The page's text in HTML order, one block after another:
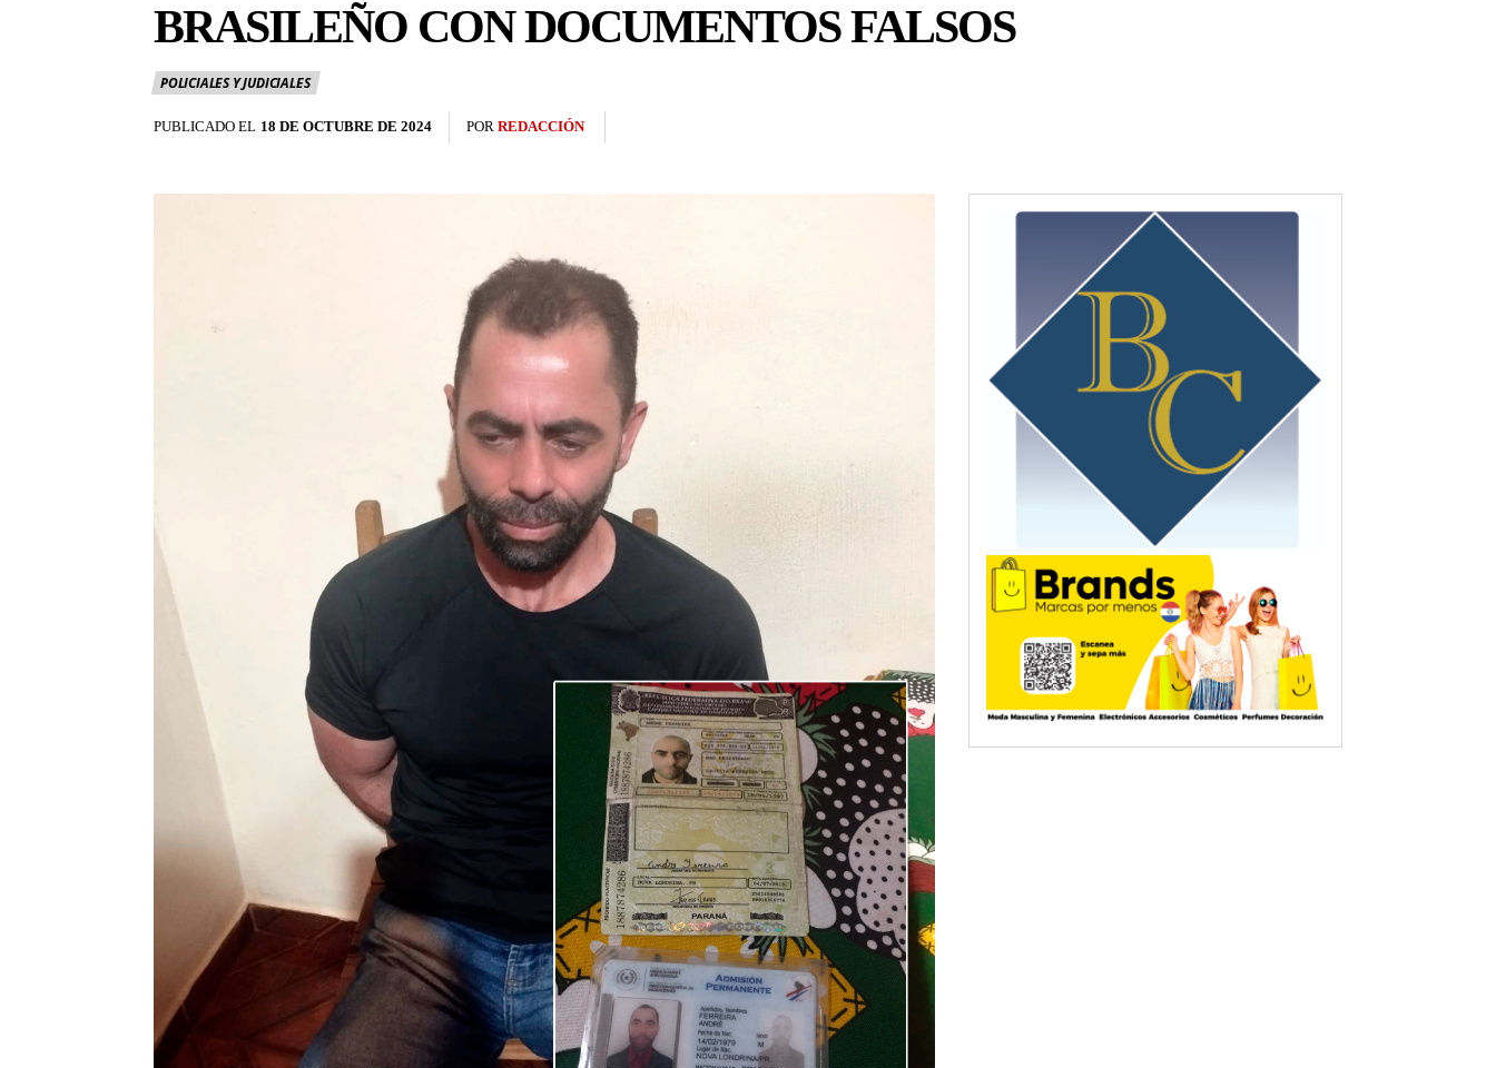
BRASILEÑO CON DOCUMENTOS FALSOS
POLICIALES Y JUDICIALES
PUBLICADO EL 18 DE OCTUBRE DE 2024 POR REDACCIÓN